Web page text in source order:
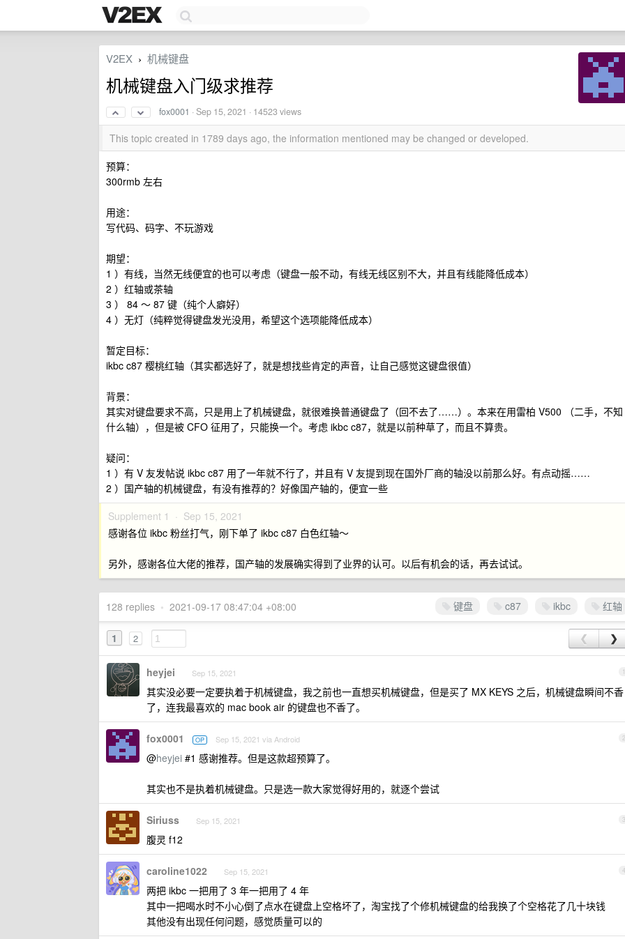
V2EX › 机械键盘
机械键盘入门级求推荐
fox0001 ·Sep 15, 2021 · 14523 views
This topic created in 1789 days ago, the information mentioned may be changed or developed.
预算：
300rmb 左右
用途：
写代码、码字、不玩游戏
期望：
1 ）有线，当然无线便宜的也可以考虑（键盘一般不动，有线无线区别不大，并且有线能降低成本）
2 ）红轴或茶轴
3 ） 84 ～ 87 键（纯个人癖好）
4 ）无灯（纯粹觉得键盘发光没用，希望这个选项能降低成本）
暂定目标：
ikbc c87 樱桃红轴（其实都选好了，就是想找些肯定的声音，让自己感觉这键盘很值）
背景：
其实对键盘要求不高，只是用上了机械键盘，就很难换普通键盘了（回不去了……）。本来在用雷柏 V500 （二手，不知
什么轴），但是被 CFO 征用了，只能换一个。考虑 ikbc c87，就是以前种草了，而且不算贵。
疑问：
1 ）有 V 友发帖说 ikbc c87 用了一年就不行了，并且有 V 友提到现在国外厂商的轴没以前那么好。有点动摇……
2 ）国产轴的机械键盘，有没有推荐的？好像国产轴的，便宜一些
Supplement 1 · Sep 15, 2021
感谢各位 ikbc 粉丝打气，刚下单了 ikbc c87 白色红轴～
另外，感谢各位大佬的推荐，国产轴的发展确实得到了业界的认可。以后有机会的话，再去试试。
键盘 c87 ikbc 红轴
128 replies • 2021-09-17 08:47:04 +08:00
1 2 ❮ ❯
1
heyjei Sep 15, 2021
其实没必要一定要执着于机械键盘，我之前也一直想买机械键盘，但是买了 MX KEYS 之后，机械键盘瞬间不香
了，连我最喜欢的 mac book air 的键盘也不香了。
2
fox0001 OP Sep 15, 2021 via Android
@heyjei #1 感谢推荐。但是这款超预算了。
其实也不是执着机械键盘。只是选一款大家觉得好用的，就逐个尝试
3
Siriuss Sep 15, 2021
腹灵 f12
4
caroline1022 Sep 15, 2021
两把 ikbc 一把用了 3 年一把用了 4 年
其中一把喝水时不小心倒了点水在键盘上空格坏了，淘宝找了个修机械键盘的给我换了个空格花了几十块钱
其他没有出现任何问题，感觉质量可以的